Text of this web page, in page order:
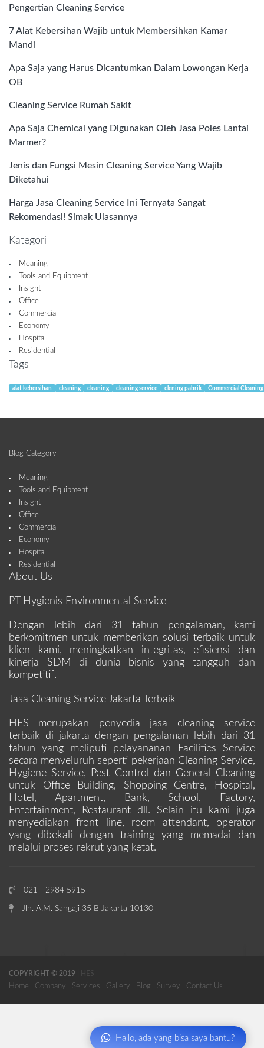
Pengertian Cleaning Service
7 Alat Kebersihan Wajib untuk Membersihkan Kamar
Mandi
Apa Saja yang Harus Dicantumkan Dalam Lowongan Kerja
OB
Cleaning Service Rumah Sakit
Apa Saja Chemical yang Digunakan Oleh Jasa Poles Lantai
Marmer?
Jenis dan Fungsi Mesin Cleaning Service Yang Wajib
Diketahui
Harga Jasa Cleaning Service Ini Ternyata Sangat
Rekomendasi! Simak Ulasannya
Kategori
Meaning
Tools and Equipment
Insight
Office
Commercial
Economy
Hospital
Residential
Tags
alat kebersihan cleaning cleaning cleaning service clening pabrik Commercial Cleaning
Hallo, ada yang bisa saya bantu?
Blog Category
Meaning
Tools and Equipment
Insight
Office
Commercial
Economy
Hospital
Residential
About Us
PT Hygienis Environmental Service
Dengan lebih dari 31 tahun pengalaman, kami
berkomitmen untuk memberikan solusi terbaik untuk
klien kami, meningkatkan integritas, efisiensi dan
kinerja SDM di dunia bisnis yang tangguh dan
kompetitif.
Jasa Cleaning Service Jakarta Terbaik
HES merupakan penyedia jasa cleaning service
terbaik di jakarta dengan pengalaman lebih dari 31
tahun yang meliputi pelayananan Facilities Service
secara menyeluruh seperti pekerjaan Cleaning Service,
Hygiene Service, Pest Control dan General Cleaning
untuk Office Building, Shopping Centre, Hospital,
Hotel, Apartment, Bank, School, Factory,
Entertainment, Restaurant dll. Selain itu kami juga
menyediakan front line, room attendant, operator
yang dibekali dengan training yang memadai dan
melalui proses rekrut yang ketat.
021 - 2984 5915
Jln. A.M. Sangaji 35 B Jakarta 10130
COPYRIGHT © 2019 |
Home Company Services Gallery Blog Survey Contact Us